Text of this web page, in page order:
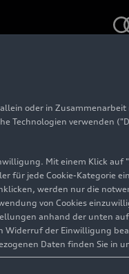
oder in
Technologien verwenden
Mit einem Klick
für jede Cookie-Kategorie
werden nur die
von Cookies
anhand der unten
der Einwilligung
Daten finden Sie in